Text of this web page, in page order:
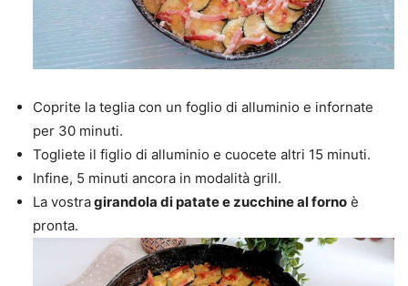
Coprite la teglia con un foglio di alluminio e infornate
per 30 minuti.
Togliete il figlio di alluminio e cuocete altri 15 minuti.
Infine, 5 minuti ancora in modalità grill.
La vostragirandola di patate e zucchine al forno è
pronta.